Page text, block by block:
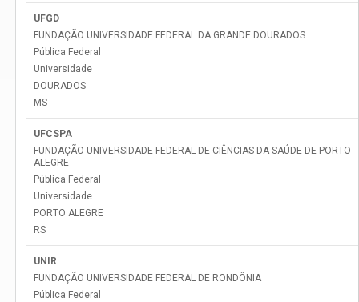
UFGD
FUNDAÇÃO UNIVERSIDADE FEDERAL DA GRANDE DOURADOS
Pública Federal
Universidade
DOURADOS
MS
UFCSPA
FUNDAÇÃO UNIVERSIDADE FEDERAL DE CIÊNCIAS DA SAÚDE DE PORTO
ALEGRE
Pública Federal
Universidade
PORTO ALEGRE
RS
UNIR
FUNDAÇÃO UNIVERSIDADE FEDERAL DE RONDÔNIA
Pública Federal